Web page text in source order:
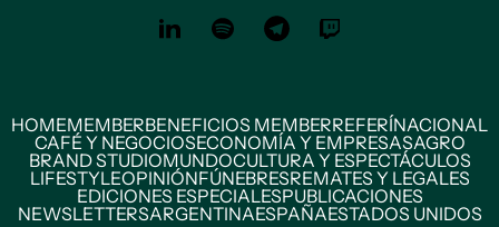
HOMEMEMBERBENEFICIOS MEMBERREFERÍNACIONAL
CAFÉ Y NEGOCIOSECONOMÍA Y EMPRESASAGRO
BRAND STUDIOMUNDOCULTURA Y ESPECTÁCULOS
LIFESTYLEOPINIÓNFÚNEBRESREMATES Y LEGALES
EDICIONES ESPECIALESPUBLICACIONES
NEWSLETTERSARGENTINAESPAÑAESTADOS UNIDOS